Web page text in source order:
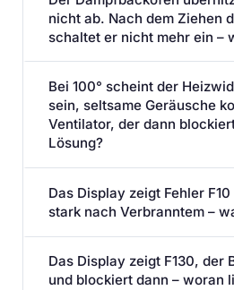
nicht ab. Nach dem Ziehen
schaltet er nicht mehr ein –
Bei 100° scheint der
sein, seltsame Geräusche
Ventilator, der dann
Lösung?
Das Display zeigt Fehler
stark nach Verbranntem –
Das Display zeigt F130, der
und blockiert dann – woran